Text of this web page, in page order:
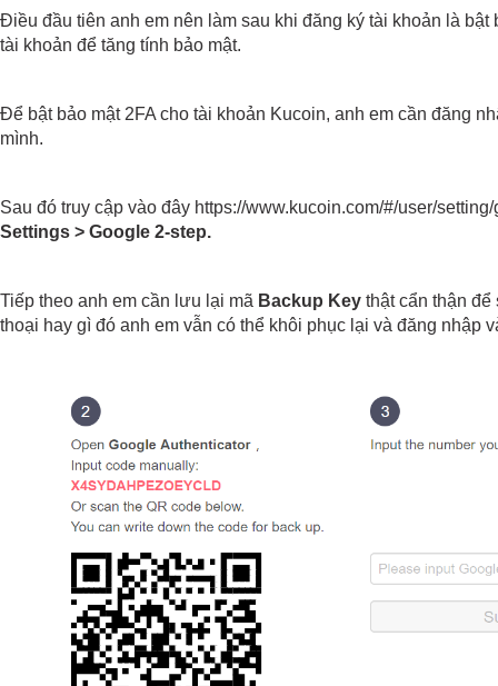
Điều đầu tiên anh em nên làm sau khi đăng ký tài khoản là bật
tài khoản để tăng tính bảo mật.
Để bật bảo mật 2FA cho tài khoản Kucoin, anh em cần đăng
mình.
Settings > Google 2-step.
Tiếp theo anh em cần lưu lại mã Backup Key thật cẩn thận để
thoại hay gì đó anh em vẫn có thể khôi phục lại và đăng nhập